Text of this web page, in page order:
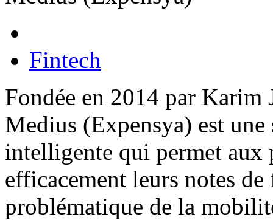
Fintech
Fondée en 2014 par
Medius (Expensya) est
intelligente qui permet aux
efficacement leurs notes
problématique de la